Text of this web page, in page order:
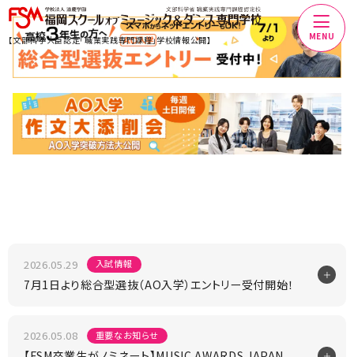
【文部科学大臣認定「職業実践専門課程」学校情報公開】 MENU
2026.05.29 入試情報
7月1日より総合型選抜（AO入学）エントリー受付開始！
2026.05.08 重要なお知らせ